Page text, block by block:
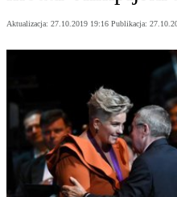
Aktualizacja: 27.10.2019 19:16 Publikacja: